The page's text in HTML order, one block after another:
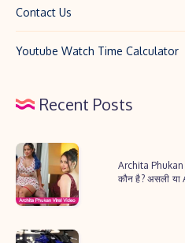
Contact Us
Youtube Watch Time Calculator
Recent Posts
Archita
Phukan
Viral
Archita
कौन है? असली या
2025